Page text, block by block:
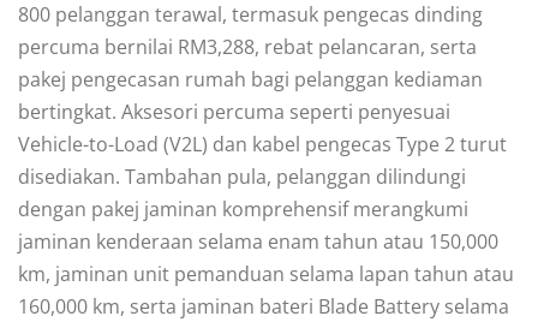
800 pelanggan terawal, termasuk pengecas dinding
percuma bernilai RM3,288, rebat pelancaran, serta
pakej pengecasan rumah bagi pelanggan kediaman
bertingkat. Aksesori percuma seperti penyesuai
Vehicle-to-Load (V2L) dan kabel pengecas Type 2 turut
disediakan. Tambahan pula, pelanggan dilindungi
dengan pakej jaminan komprehensif merangkumi
jaminan kenderaan selama enam tahun atau 150,000
km, jaminan unit pemanduan selama lapan tahun atau
160,000 km, serta jaminan bateri Blade Battery selama